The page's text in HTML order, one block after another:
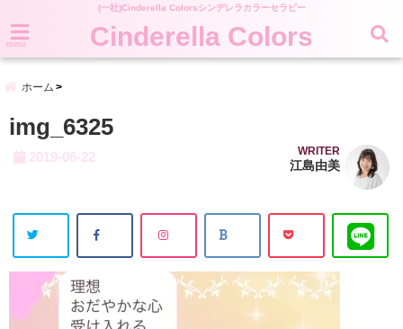
(一社)Cinderella Colorsシンデレラカラーセラピー
menu Cinderella Colors
ホーム
img_6325
2019-06-22 WRITER
江島由美